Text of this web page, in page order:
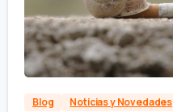
Blog Noticias y Novedades